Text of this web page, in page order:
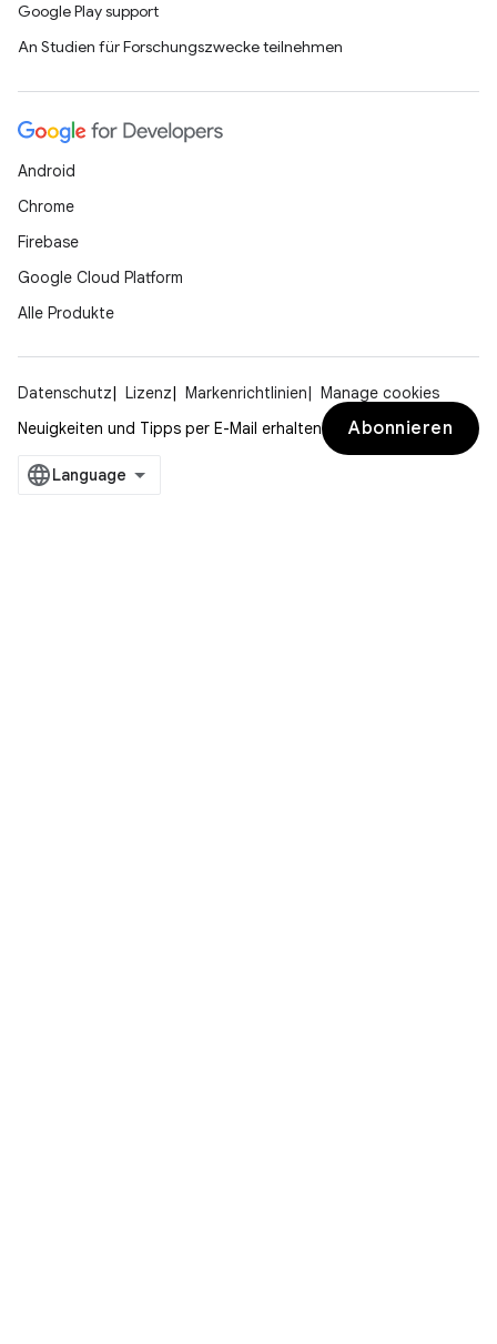
Google Play support
An Studien für Forschungszwecke teilnehmen
Android
Chrome
Firebase
Google Cloud Platform
Alle Produkte
Datenschutz Lizenz Markenrichtlinien
Manage cookies
Neuigkeiten und Tipps per E-Mail erhalten
Abonnieren